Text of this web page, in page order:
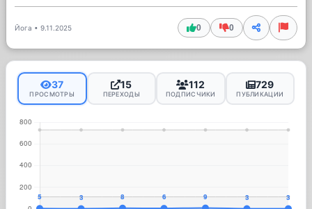
Йога • 9.11.2025 0 0
37
ПРОСМОТРЫ
15
ПЕРЕХОДЫ
112
ПОДПИСЧИКИ
729
ПУБЛИКАЦИИ